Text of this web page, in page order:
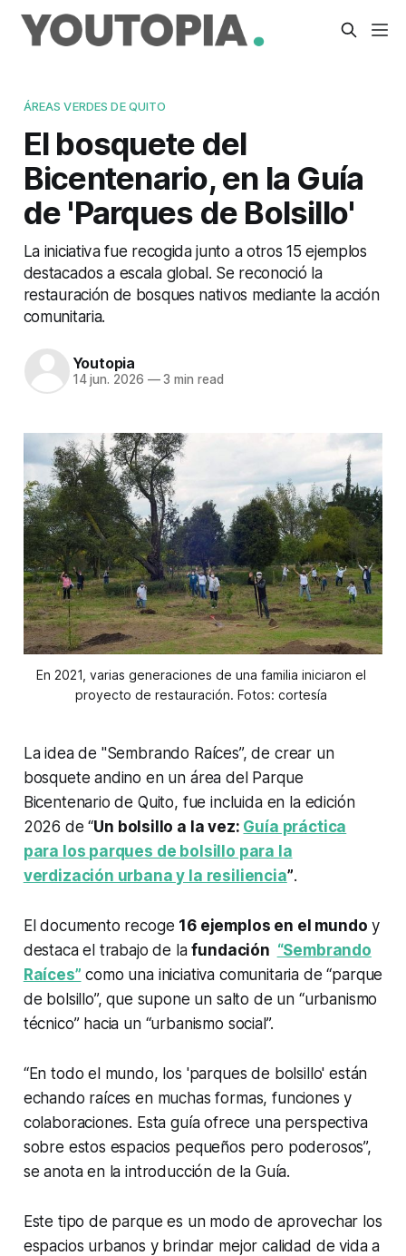
ÁREAS VERDES DE QUITO
El bosquete del
Bicentenario, en la Guía
de 'Parques de Bolsillo'
La iniciativa fue recogida junto a otros 15 ejemplos
destacados a escala global. Se reconoció la
restauración de bosques nativos mediante la acción
comunitaria.
Youtopia
14 jun. 2026 —3 min read
En 2021, varias generaciones de una familia iniciaron el
proyecto de restauración. Fotos: cortesía
La idea de "Sembrando Raíces”, de crear un
bosquete andino en un área del Parque
Bicentenario de Quito, fue incluida en la edición
2026 de “Un bolsillo a la vez: Guía práctica
para los parques de bolsillo para la
verdización urbana y la resiliencia”.
El documento recoge 16 ejemplos en el mundo y
destaca el trabajo de lafundación “Sembrando
Raíces” como una iniciativa comunitaria de “parque
de bolsillo”, que supone un salto de un “urbanismo
técnico” hacia un “urbanismo social”.
“En todo el mundo, los 'parques de bolsillo' están
echando raíces en muchas formas, funciones y
colaboraciones. Esta guía ofrece una perspectiva
sobre estos espacios pequeños pero poderosos”,
se anota en la introducción de la Guía.
Este tipo de parque es un modo de aprovechar los
espacios urbanos y brindar mejor calidad de vida a